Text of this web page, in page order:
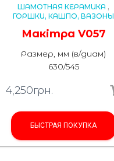
ШАМОТНАЯ КЕРАМИКА ,
ГОРШКИ, КАШПО, ВАЗОНЫ
Макітра V057
Размер, мм (в/диам)
630/545
4,250грн.
БЫСТРАЯ ПОКУПКА